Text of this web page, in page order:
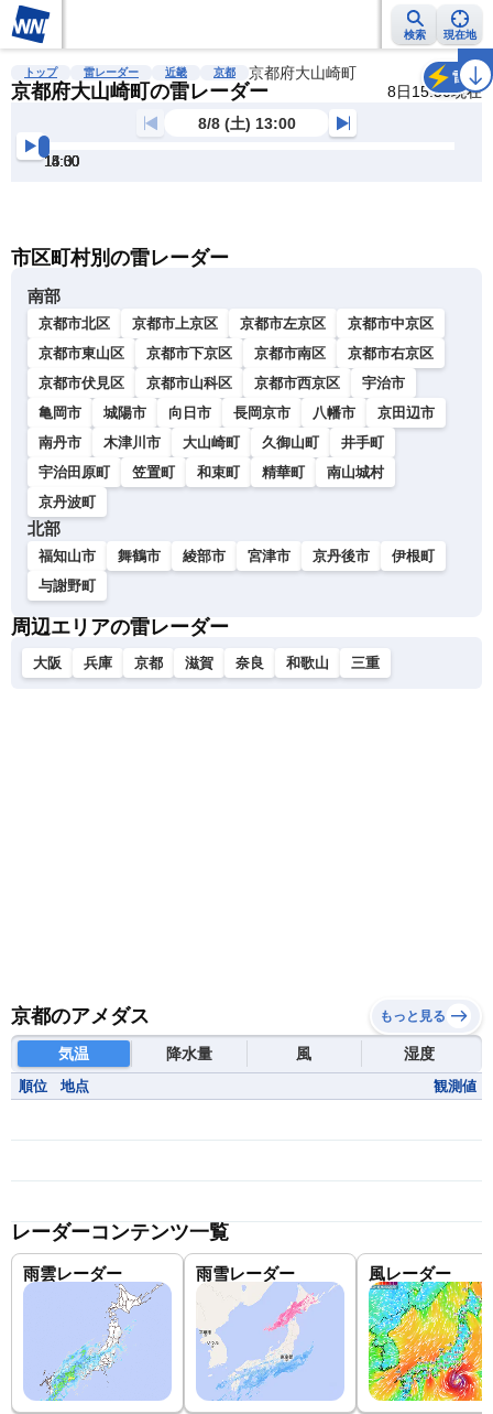
検索 現在地
雨雲レーダー 台風情報 地震情報 警報・注意報 2週間天気 ラ
トップ 雷レーダー 近畿 京都 京都府大山崎町
京都府大山崎町の雷レーダー 8日15:50現在
雷
8/8 (土) 13:00
13:00
13:30
14:00
14:30
15:00
15:30
市区町村別の雷レーダー
南部
京都市北区 京都市上京区 京都市左京区
京都市中京区
京都市東山区
京都市下京区 京都市南区
京都市右京区
京都市伏見区
京都市山科区 京都市西京区
宇治市
亀岡市
城陽市 向日市 長岡京市 八幡市
京田辺市
南丹市
木津川市 大山崎町 久御山町
井手町
宇治田原町
笠置町 和束町 精華町
南山城村
京丹波町
北部
福知山市 舞鶴市 綾部市 宮津市 京丹後市
伊根町
与謝野町
周辺エリアの雷レーダー
大阪 兵庫 京都 滋賀 奈良 和歌山 三重
京都のアメダス もっと見る
気温 降水量 風 湿度
順位 地点 観測値
レーダーコンテンツ一覧
雨雲レーダー 雨雪レーダー 風レーダー